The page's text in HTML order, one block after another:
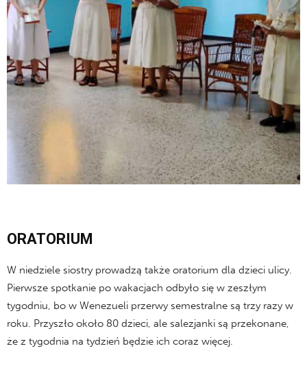
ORATORIUM
W niedziele siostry prowadzą także oratorium dla dzieci ulicy.
Pierwsze spotkanie po wakacjach odbyło się w zeszłym
tygodniu, bo w Wenezueli przerwy semestralne są trzy razy w
roku. Przyszło około 80 dzieci, ale salezjanki są przekonane,
że z tygodnia na tydzień będzie ich coraz więcej.